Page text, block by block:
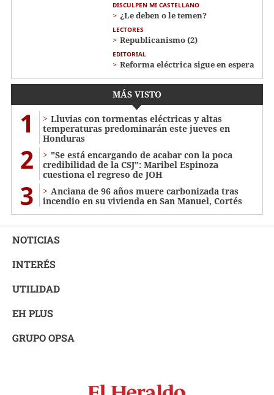
DISCULPEN MI CASTELLANO
¿Le deben o le temen?
LECTORES
Republicanismo (2)
EDITORIAL
Reforma eléctrica sigue en espera
MÁS VISTO
1
Lluvias con tormentas eléctricas y altas
temperaturas predominarán este jueves en
Honduras
2
"Se está encargando de acabar con la poca
credibilidad de la CSJ": Maribel Espinoza
cuestiona el regreso de JOH
3
Anciana de 96 años muere carbonizada tras
incendio en su vivienda en San Manuel, Cortés
NOTICIAS
INTERÉS
UTILIDAD
EH PLUS
GRUPO OPSA